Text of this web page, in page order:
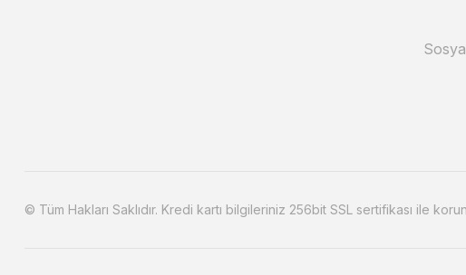
© Tüm Hakları Saklıdır. Kredi kartı bilgileriniz 256bit SSL sertifikası ile